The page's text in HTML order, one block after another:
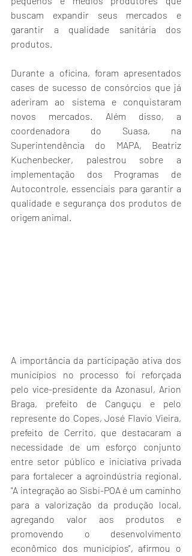
buscam expandir seus mercados e
garantir a qualidade sanitária dos
produtos.
Durante a oficina, foram apresentados
cases de sucesso de consórcios que já
aderiram ao sistema e conquistaram
novos mercados. Além disso, a
coordenadora do Suasa, na
Superintendência do MAPA, Beatriz
Kuchenbecker, palestrou sobre a
implementação dos Programas de
Autocontrole, essenciais para garantir a
qualidade e segurança dos produtos de
origem animal.
A importância da participação ativa dos
municípios no processo foi reforçada
pelo vice-presidente da Azonasul, Arion
Braga, prefeito de Canguçu e pelo
represente do Copes, José Flavio Vieira,
prefeito de Cerrito, que destacaram a
necessidade de um esforço conjunto
entre setor público e iniciativa privada
para fortalecer a agroindústria regional.
"A integração ao Sisbi-POA é um caminho
para a valorização da produção local,
agregando valor aos produtos e
promovendo o desenvolvimento
econômico dos municípios", afirmou o